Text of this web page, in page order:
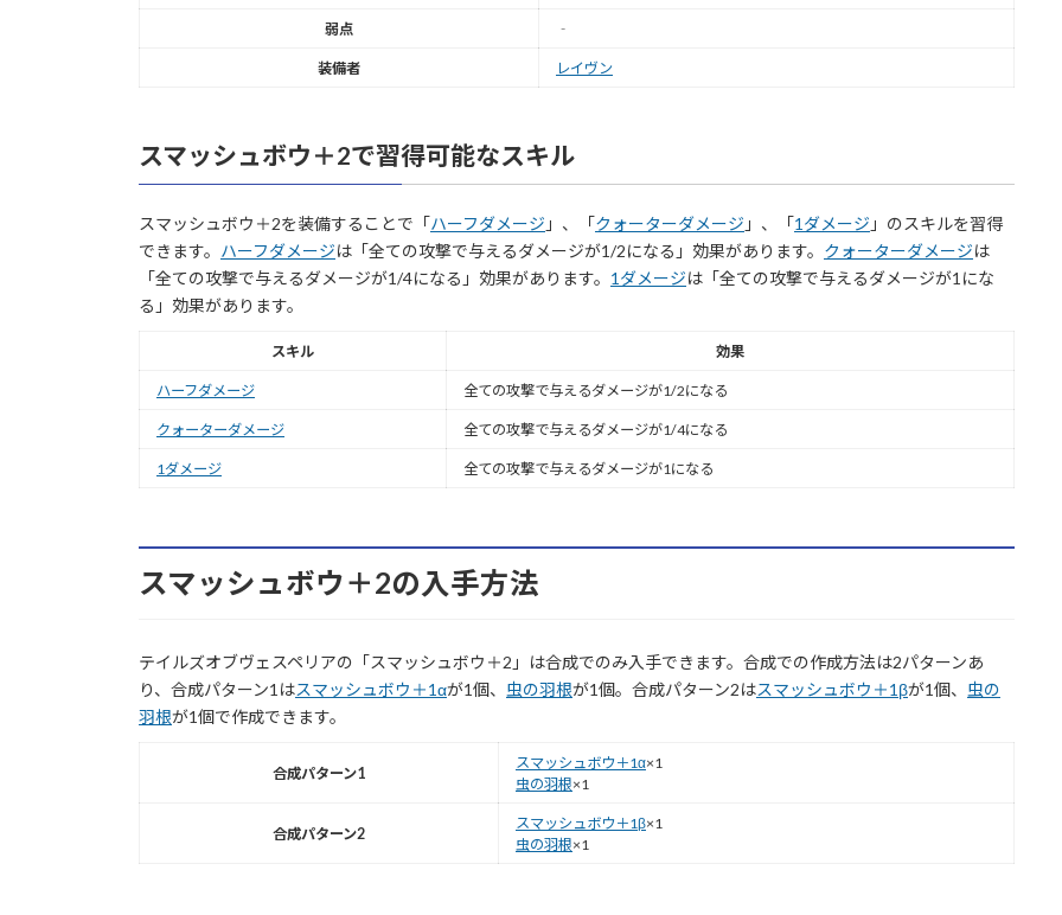
弱点 ‐
装備者 レイヴン
スマッシュボウ＋2で習得可能なスキル
スマッシュボウ＋2を装備することで「ハーフダメージ 」、「クォーターダメージ 」、「1ダメージ 」のスキルを習得
できます。 ハーフダメージは「全ての攻撃で与えるダメージが1/2になる」効果があります。 クォーターダメージは
「全ての攻撃で与えるダメージが1/4になる」効果があります。 1ダメージは「全ての攻撃で与えるダメージが1にな
る」効果があります。
スキル 効果
ハーフダメージ 全ての攻撃で与えるダメージが1/2になる
クォーターダメージ 全ての攻撃で与えるダメージが1/4になる
1ダメージ 全ての攻撃で与えるダメージが1になる
スマッシュボウ＋2の入手方法
テイルズオブヴェスペリアの「スマッシュボウ＋2」は合成でのみ入手できます。合成での作成方法は2パターンあ
り、合成パターン1はスマッシュボウ＋1αが1個、 虫の羽根が1個。合成パターン2はスマッシュボウ＋1βが1個、 虫の
羽根が1個で作成できます。
合成パターン1
スマッシュボウ＋1α×1
虫の羽根×1
合成パターン2
スマッシュボウ＋1β×1
虫の羽根×1